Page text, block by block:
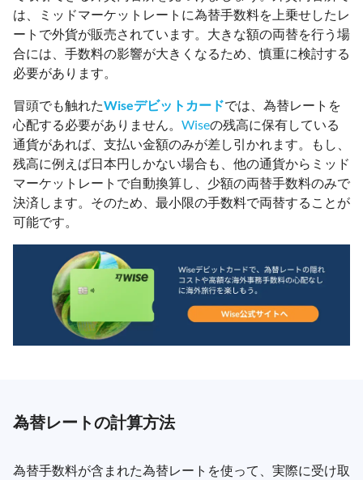
は、ミッドマーケットレートに為替手数料を上乗せしたレ
ートで外貨が販売されています。大きな額の両替を行う場
合には、手数料の影響が大きくなるため、慎重に検討する
必要があります。
冒頭でも触れたWiseデビットカードでは、為替レートを
心配する必要がありません。 Wiseの残高に保有している
通貨があれば、支払い金額のみが差し引かれます。もし、
残高に例えば日本円しかない場合も、他の通貨からミッド
マーケットレートで自動換算し、少額の両替手数料のみで
決済します。そのため、最小限の手数料で両替することが
可能です。
為替レートの計算方法
為替手数料が含まれた為替レートを使って、実際に受け取